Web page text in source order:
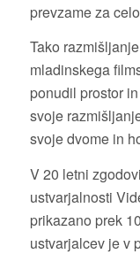
prevzame za
Tako
mladinskega
ponudil prostor
svoje
svoje dvome in
V 20 letni
ustvarjalnosti
prikazano prek
ustvarjalcev je v